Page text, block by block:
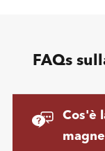
FAQs

Cos'è